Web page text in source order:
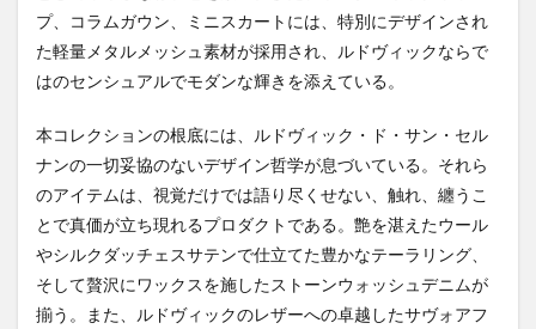
プ、コラムガウン、ミニスカートには、特別にデザインされ
た軽量メタルメッシュ素材が採用され、ルドヴィックならで
はのセンシュアルでモダンな輝きを添えている。
本コレクションの根底には、ルドヴィック・ド・サン・セル
ナンの一切妥協のないデザイン哲学が息づいている。それら
のアイテムは、視覚だけでは語り尽くせない、触れ、纏うこ
とで真価が立ち現れるプロダクトである。艶を湛えたウール
やシルクダッチェスサテンで仕立てた豊かなテーラリング、
そして贅沢にワックスを施したストーンウォッシュデニムが
揃う。また、ルドヴィックのレザーへの卓越したサヴォアフ